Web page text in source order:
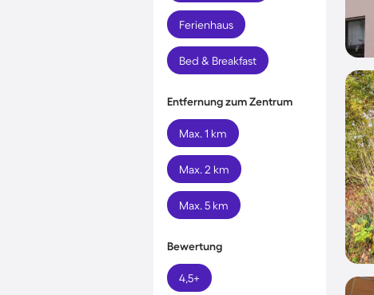
Ferienhaus
Bed & Breakfast
Entfernung zum Zentrum
Max. 1 km
Max. 2 km
Max. 5 km
Bewertung
4,5+